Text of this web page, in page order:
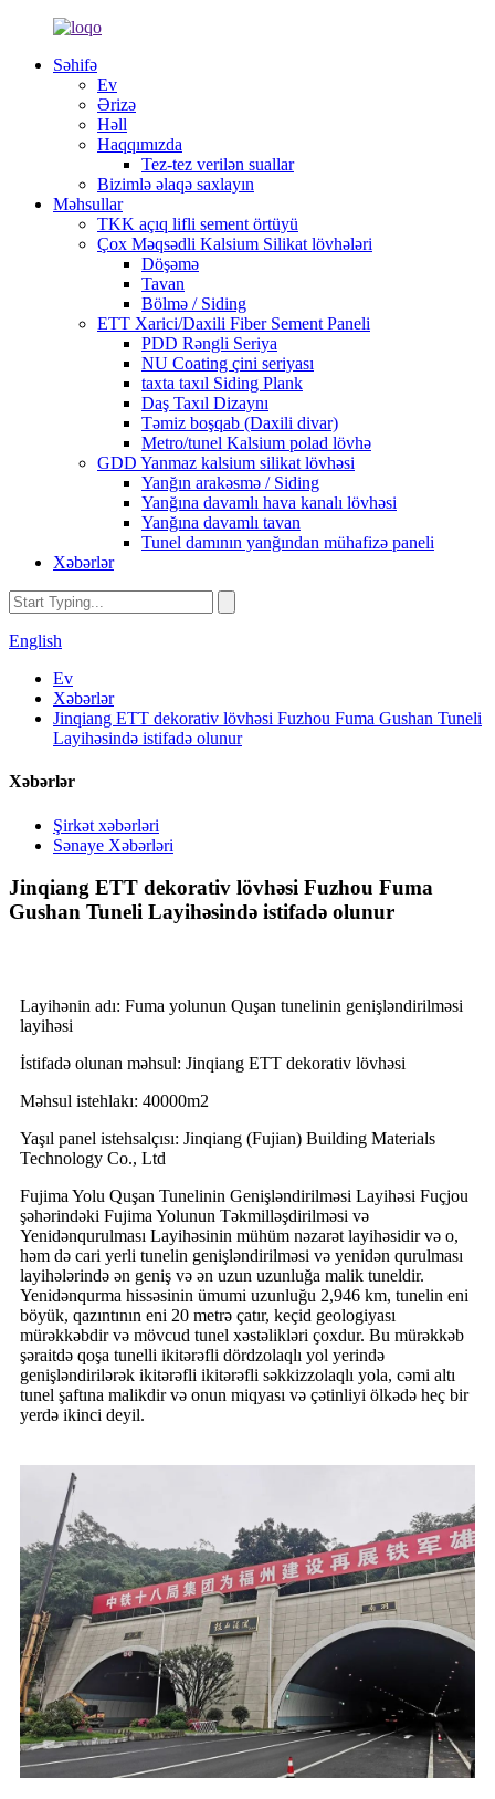
Səhifə
Ev
Ərizə
Həll
Haqqımızda
Tez-tez verilən suallar
Bizimlə əlaqə saxlayın
Məhsullar
TKK açıq lifli sement örtüyü
Çox Məqsədli Kalsium Silikat lövhələri
Döşəmə
Tavan
Bölmə / Siding
ETT Xarici/Daxili Fiber Sement Paneli
PDD Rəngli Seriya
NU Coating çini seriyası
taxta taxıl Siding Plank
Daş Taxıl Dizaynı
Təmiz boşqab (Daxili divar)
Metro/tunel Kalsium polad lövhə
GDD Yanmaz kalsium silikat lövhəsi
Yanğın arakəsmə / Siding
Yanğına davamlı hava kanalı lövhəsi
Yanğına davamlı tavan
Tunel damının yanğından mühafizə paneli
Xəbərlər
English
Ev
Xəbərlər
Jinqiang ETT dekorativ lövhəsi Fuzhou Fuma Gushan Tuneli
Layihəsində istifadə olunur
Xəbərlər
Şirkət xəbərləri
Sənaye Xəbərləri
Jinqiang ETT dekorativ lövhəsi Fuzhou Fuma
Gushan Tuneli Layihəsində istifadə olunur
Layihənin adı: Fuma yolunun Quşan tunelinin genişləndirilməsi
layihəsi
İstifadə olunan məhsul: Jinqiang ETT dekorativ lövhəsi
Məhsul istehlakı: 40000m2
Yaşıl panel istehsalçısı: Jinqiang (Fujian) Building Materials
Technology Co., Ltd
Fujima Yolu Quşan Tunelinin Genişləndirilməsi Layihəsi Fuçjou
şəhərindəki Fujima Yolunun Təkmilləşdirilməsi və
Yenidənqurulması Layihəsinin mühüm nəzarət layihəsidir və o,
həm də cari yerli tunelin genişləndirilməsi və yenidən qurulması
layihələrində ən geniş və ən uzun uzunluğa malik tuneldir.
Yenidənqurma hissəsinin ümumi uzunluğu 2,946 km, tunelin eni
böyük, qazıntının eni 20 metrə çatır, keçid geologiyası
mürəkkəbdir və mövcud tunel xəstəlikləri çoxdur. Bu mürəkkəb
şəraitdə qoşa tunelli ikitərəfli dördzolaqlı yol yerində
genişləndirilərək ikitərəfli ikitərəfli səkkizzolaqlı yola, cəmi altı
tunel şaftına malikdir və onun miqyası və çətinliyi ölkədə heç bir
yerdə ikinci deyil.